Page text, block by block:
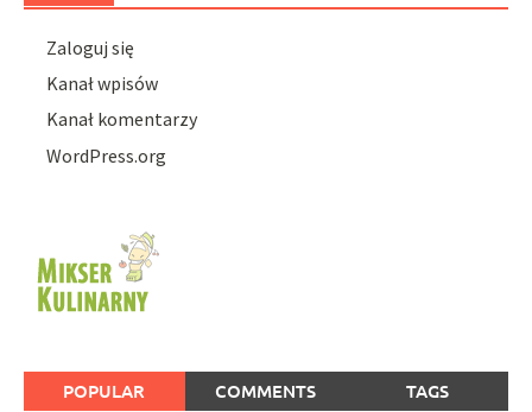
Zaloguj się
Kanał wpisów
Kanał komentarzy
WordPress.org
POPULAR COMMENTS TAGS